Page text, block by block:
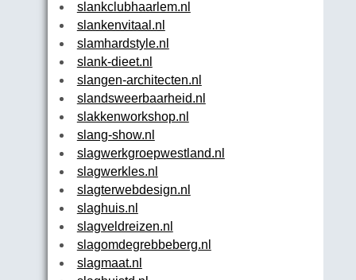
slankclubhaarlem.nl
slankenvitaal.nl
slamhardstyle.nl
slank-dieet.nl
slangen-architecten.nl
slandsweerbaarheid.nl
slakkenworkshop.nl
slang-show.nl
slagwerkgroepwestland.nl
slagwerkles.nl
slagterwebdesign.nl
slaghuis.nl
slagveldreizen.nl
slagomdegrebbeberg.nl
slagmaat.nl